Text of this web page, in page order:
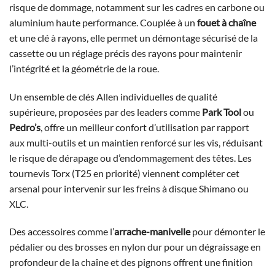
risque de dommage, notamment sur les cadres en carbone ou
aluminium haute performance. Couplée à un fouet à chaîne
et une clé à rayons, elle permet un démontage sécurisé de la
cassette ou un réglage précis des rayons pour maintenir
l’intégrité et la géométrie de la roue.
Un ensemble de clés Allen individuelles de qualité
supérieure, proposées par des leaders comme Park Toolou
Pedro’s , offre un meilleur confort d’utilisation par rapport
aux multi-outils et un maintien renforcé sur les vis, réduisant
le risque de dérapage ou d’endommagement des têtes. Les
tournevis Torx (T25 en priorité) viennent compléter cet
arsenal pour intervenir sur les freins à disque Shimano ou
XLC.
Des accessoires comme l’arrache-manivellepour démonter le
pédalier ou des brosses en nylon dur pour un dégraissage en
profondeur de la chaîne et des pignons offrent une finition